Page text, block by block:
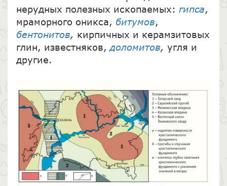
нерудных полезных ископаемых: гипса,
мраморного оникса, битумов,
бентонитов, кирпичных и керамзитовых
глин, известняков,доломитов, угля и
другие.